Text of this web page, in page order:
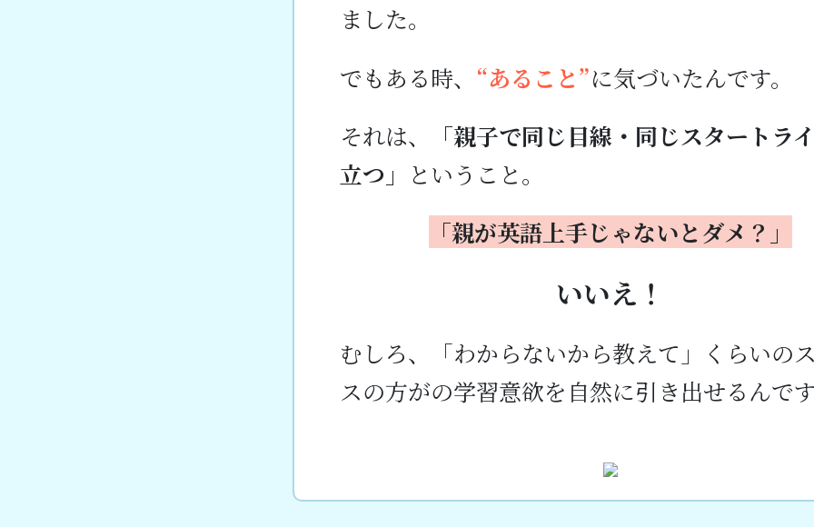
ました。
でもある時、 “あること”に気づいたんです。
それは、
「親子で同じ目線・同じスタートラ
立つ」 ということ。
「親が英語上手じゃないとダメ？」
いいえ！
むしろ、「わからないから教えて」くらいの
スの方がの学習意欲を自然に引き出せるんで